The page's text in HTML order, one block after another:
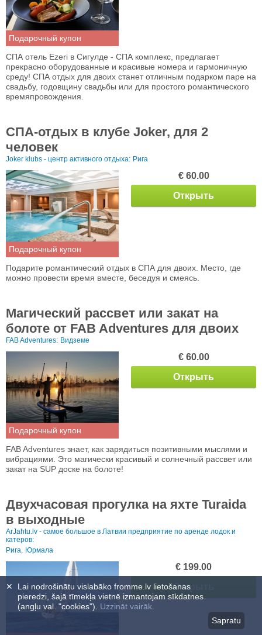
Подарочный купон
СПА отель Ezeri в Сигулде - СПА комплекс, предлагает
прекрасно оборудованные и красивые номера и гармоничную
среду! СПА отдых для двоих станет отличным подарком паре на
свадьбу, годовщину свадьбы или для простого романтического
времяпровождения.
СПА-отдых в клубе Joker, для 2
человек
Joker klubs - центр активного отдыха: Рига
Подарочный купон
€ 60.00
Открыть
Подарите романтический отдых в СПА для двоих. Место, где
можно провести время вместе, беседуя и смеясь.
Магический рассвет или закат на
болоте от FAB Adventures для двоих
FAB Adventures: Видземе
Подарочный купон
€ 60.00
Открыть
FAB Adventures знает, как зарядиться позитивными мыслями и
вибрациями. Это магически красивый и солнечный рассвет или
закат на SUP доске на болоте!
Двухчасовая прогулка на яхте Turaida
в выходные
ArJahtu.lv - самое большое в Латвии предприятие по аренде лодок и
катеров:
Рига, Юрмала
€ 199.00
Открыть
Lai nodrošinātu vislabāko fromme.lv lietošanas
pieredzi, šajā tīmekļa vietnē izmantojam sīkdatnes
(angļu val. "cookies"). Uzzināt vairāk.
Sapratu
✕